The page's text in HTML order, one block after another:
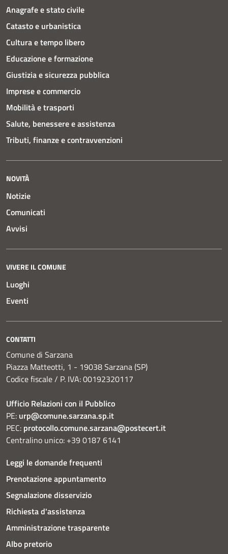
Anagrafe e stato civile
Catasto e urbanistica
Cultura e tempo libero
Educazione e formazione
Giustizia e sicurezza pubblica
Imprese e commercio
Mobilità e trasporti
Salute, benessere e assistenza
Tributi, finanze e contravvenzioni
NOVITÀ
Notizie
Comunicati
Avvisi
VIVERE IL COMUNE
Luoghi
Eventi
CONTATTI
Comune di Sarzana
Piazza Matteotti, 1 - 19038 Sarzana (SP)
Codice fiscale / P. IVA: 00192320117
Ufficio Relazioni con il Pubblico
PE: urp@comune.sarzana.sp.it
PEC: protocollo.comune.sarzana@postecert.it
Centralino unico: +39 0187 6141
Leggi le domande frequenti
Prenotazione appuntamento
Segnalazione disservizio
Richiesta d'assistenza
Amministrazione trasparente
Albo pretorio